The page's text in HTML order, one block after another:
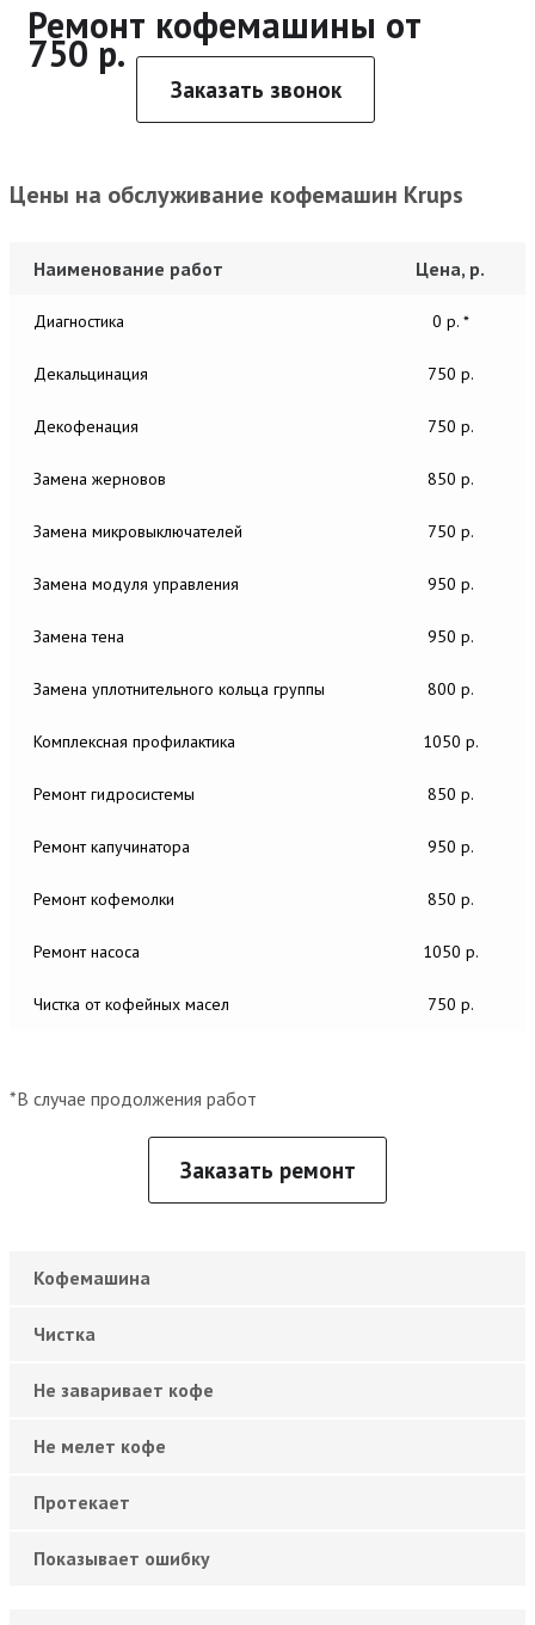
Ремонт кофемашины от
750 р.
Заказать звонок
Цены на обслуживание кофемашин Krups
Наименование работ Цена, р.
Диагностика 0 р. *
Декальцинация 750 р.
Декофенация 750 р.
Замена жерновов 850 р.
Замена микровыключателей 750 р.
Замена модуля управления 950 р.
Замена тена 950 р.
Замена уплотнительного кольца группы 800 р.
Комплексная профилактика 1050 р.
Ремонт гидросистемы 850 р.
Ремонт капучинатора 950 р.
Ремонт кофемолки 850 р.
Ремонт насоса 1050 р.
Чистка от кофейных масел 750 р.
*В случае продолжения работ
Заказать ремонт
Кофемашина
Чистка
Не заваривает кофе
Не мелет кофе
Протекает
Показывает ошибку